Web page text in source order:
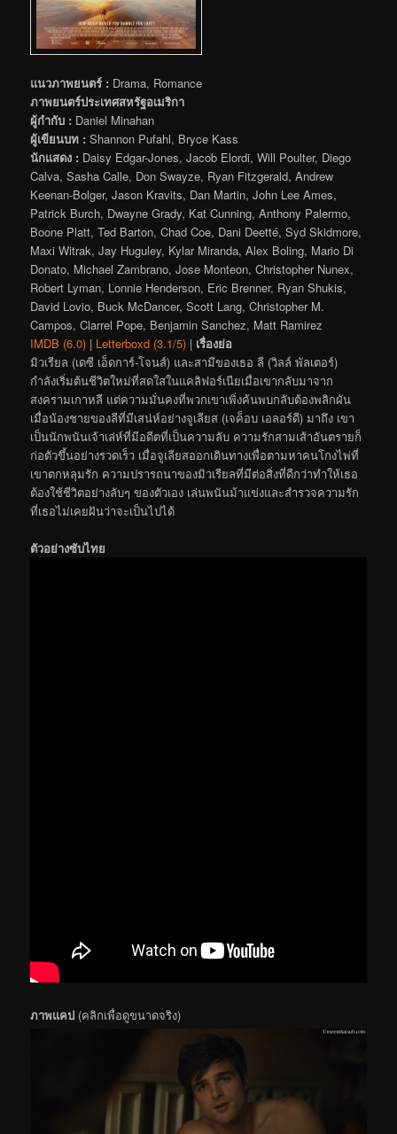
แนวภาพยนตร์ : Drama, Romance
ภาพยนตร์ประเทศสหรัฐอเมริกา
ผู้กำกับ : Daniel Minahan
ผู้เขียนบท : Shannon Pufahl, Bryce Kass
นักแสดง : Daisy Edgar-Jones, Jacob Elordi, Will Poulter, Diego
Calva, Sasha Calle, Don Swayze, Ryan Fitzgerald, Andrew
Keenan-Bolger, Jason Kravits, Dan Martin, John Lee Ames,
Patrick Burch, Dwayne Grady, Kat Cunning, Anthony Palermo,
Boone Platt, Ted Barton, Chad Coe, Dani Deetté, Syd Skidmore,
Maxi Witrak, Jay Huguley, Kylar Miranda, Alex Boling, Mario Di
Donato, Michael Zambrano, Jose Monteon, Christopher Nunex,
Robert Lyman, Lonnie Henderson, Eric Brenner, Ryan Shukis,
David Lovio, Buck McDancer, Scott Lang, Christopher M.
Campos, Clarrel Pope, Benjamin Sanchez, Matt Ramirez
IMDB (6.0) | Letterboxd (3.1/5) | เรื่องย่อ
มิวเรียล (เดซี เอ็ดการ์-โจนส์) และสามีของเธอ ลี (วิลล์ พัลเตอร์)
กำลังเริ่มต้นชีวิตใหม่ที่สดใสในแคลิฟอร์เนียเมื่อเขากลับมาจาก
สงครามเกาหลี แต่ความมั่นคงที่พวกเขาเพิ่งค้นพบกลับต้องพลิกผัน
เมื่อน้องชายของลีที่มีเสน่ห์อย่างจูเลียส (เจค็อบ เอลอร์ดี) มาถึง เขา
เป็นนักพนันเจ้าเล่ห์ที่มีอดีตที่เป็นความลับ ความรักสามเส้าอันตรายก็
ก่อตัวขึ้นอย่างรวดเร็ว เมื่อจูเลียสออกเดินทางเพื่อตามหาคนโกงไพ่ที่
เขาตกหลุมรัก ความปรารถนาของมิวเรียลที่มีต่อสิ่งที่ดีกว่าทำให้เธอ
ต้องใช้ชีวิตอย่างลับๆ ของตัวเอง เล่นพนันม้าแข่งและสำรวจความรัก
ที่เธอไม่เคยฝันว่าจะเป็นไปได้
ตัวอย่างซับไทย
ภาพแคป (คลิกเพื่อดูขนาดจริง)